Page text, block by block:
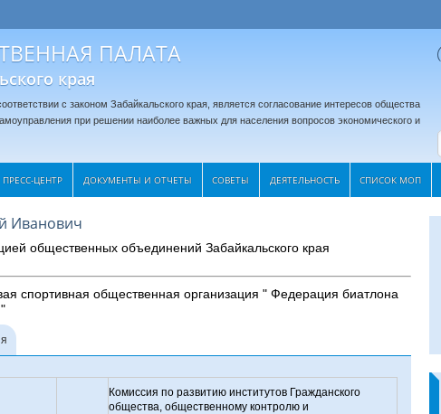
ПАЛАТА
края
с законом Забайкальского края, является согласование интересов общества
при решении наиболее важных для населения вопросов экономического и
ПРЕСС-ЦЕНТР ДОКУМЕНТЫ И ОТЧЕТЫ CОВЕТЫ ДЕЯТЕЛЬНОСТЬ СПИСОК МОП
Иванович
общественных объединений Забайкальского края
спортивная общественная организация " Федерация биатлона
Комиссия по развитию институтов Гражданского
общества, общественному контролю и